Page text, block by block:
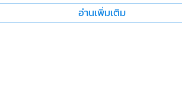
อ่านเพิ่มเติม